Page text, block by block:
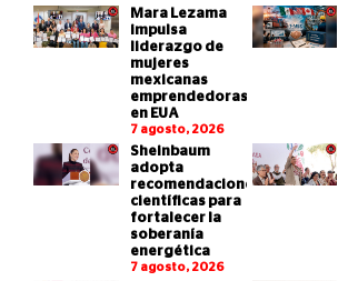
Mara Lezama
impulsa
liderazgo de
mujeres
mexicanas
emprendedoras
en EUA
7 agosto, 2026
Sheinbaum
adopta
recomendaciones
científicas para
fortalecer la
soberanía
energética
7 agosto, 2026